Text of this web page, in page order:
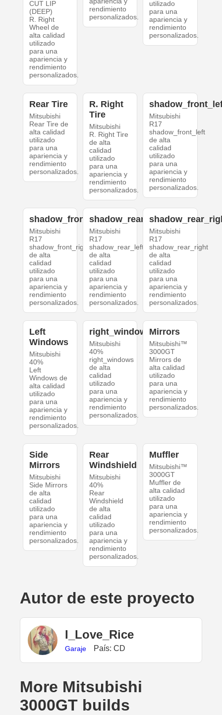
CUT LIP
(DEEP)
R. Right
Wheel de
alta calidad
utilizado
para una
apariencia y
rendimiento
personalizados.
rendimiento
personalizados.
utilizado
para una
apariencia y
rendimiento
personalizados.
Rear Tire
Mitsubishi
Rear Tire de
alta calidad
utilizado
para una
apariencia y
rendimiento
personalizados.
R. Right
Tire
Mitsubishi
R. Right Tire
de alta
calidad
utilizado
para una
apariencia y
rendimiento
personalizados.
Mitsubishi
R17
shadow_front_left
de alta
calidad
utilizado
para una
apariencia y
rendimiento
personalizados.
shadow_front_right
Mitsubishi
R17
shadow_front_right
de alta
calidad
utilizado
para una
apariencia y
rendimiento
personalizados.
shadow_rear_left
Mitsubishi
R17
shadow_rear_left
de alta
calidad
utilizado
para una
apariencia y
rendimiento
personalizados.
Mitsubishi
R17
shadow_rear_right
de alta
calidad
utilizado
para una
apariencia y
rendimiento
personalizados.
Left
Windows
Mitsubishi
40%
Left
Windows de
alta calidad
utilizado
para una
apariencia y
rendimiento
personalizados.
right_windows
Mitsubishi
40%
right_windows
de alta
calidad
utilizado
para una
apariencia y
rendimiento
personalizados.
Mirrors
Mitsubishi™
3000GT
Mirrors de
alta calidad
utilizado
para una
apariencia y
rendimiento
personalizados.
Side
Mirrors
Mitsubishi
Side Mirrors
de alta
calidad
utilizado
para una
apariencia y
rendimiento
personalizados.
Rear
Windshield
Mitsubishi
40%
Rear
Windshield
de alta
calidad
utilizado
para una
apariencia y
rendimiento
personalizados.
Muffler
Mitsubishi™
3000GT
Muffler de
alta calidad
utilizado
para una
apariencia y
rendimiento
personalizados.
Autor de este proyecto
I_Love_Rice
Garaje País: CD
More Mitsubishi
3000GT builds